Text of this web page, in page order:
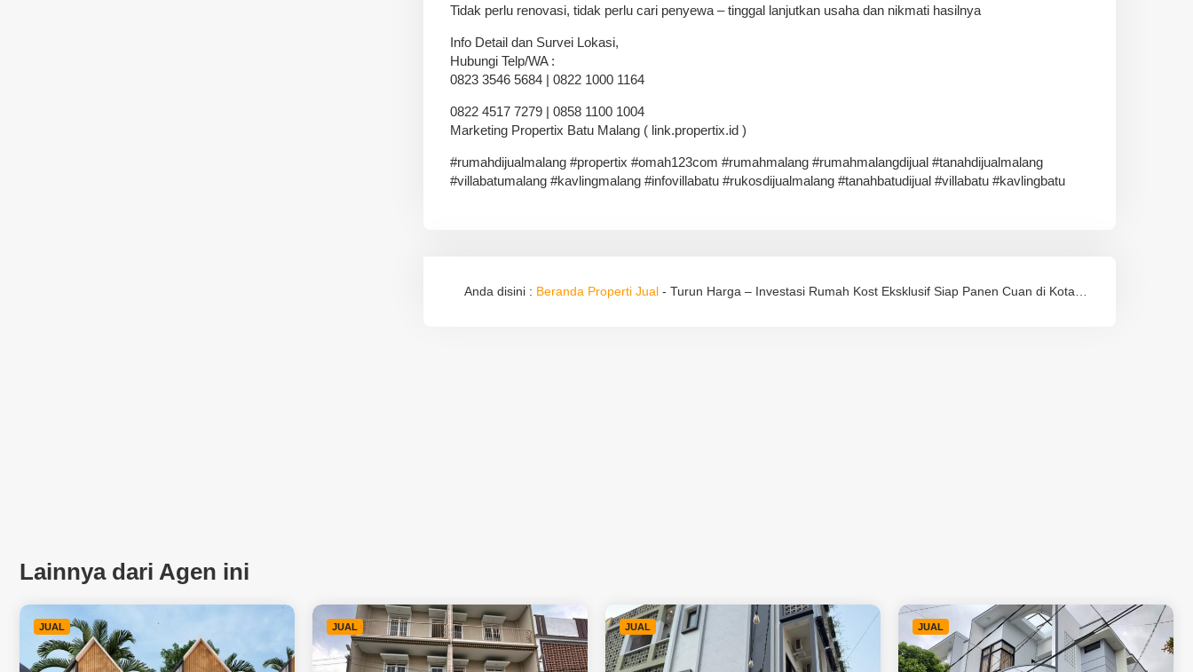
Tidak perlu renovasi, tidak perlu cari penyewa – tinggal lanjutkan usaha dan nikmati hasilnya
Info Detail dan Survei Lokasi,
Hubungi Telp/WA :
0823 3546 5684 | 0822 1000 1164
0822 4517 7279 | 0858 1100 1004
Marketing Propertix Batu Malang ( link.propertix.id )
#rumahdijualmalang #propertix #omah123com #rumahmalang #rumahmalangdijual #tanahdijualmalang
#villabatumalang #kavlingmalang #infovillabatu #rukosdijualmalang #tanahbatudijual #villabatu #kavlingbatu
Anda disini : Beranda Properti Jual -Turun Harga – Investasi Rumah Kost Eksklusif Siap Panen Cuan di Kota
Lainnya dari Agen ini
JUAL JUAL JUAL JUAL